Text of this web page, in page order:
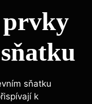
sňatku
k